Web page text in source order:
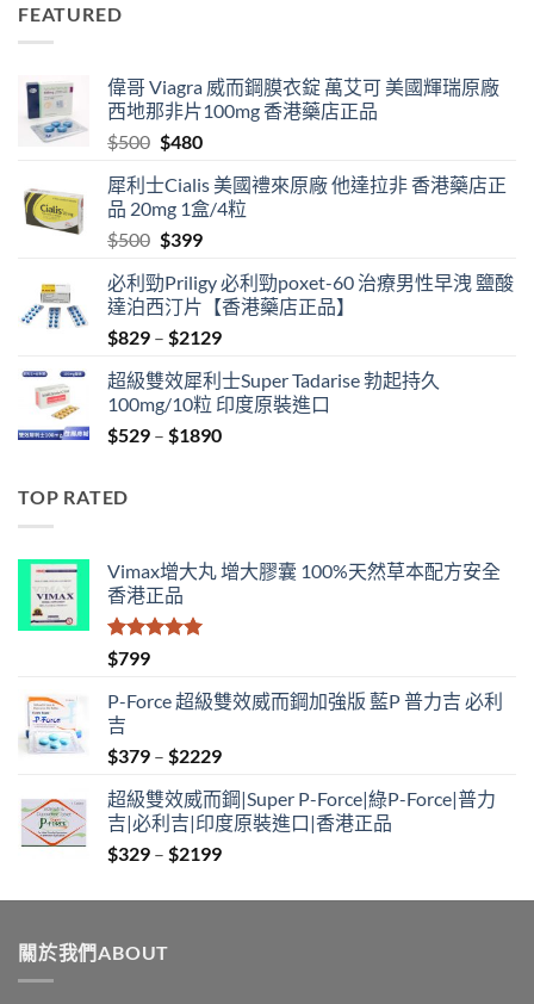
FEATURED
偉哥 Viagra 威而鋼膜衣錠 萬艾可 美國輝瑞原廠
西地那非片100mg 香港藥店正品
$500 Original
was:
$500.
$480Current
is:
$480.
犀利士Cialis 美國禮來原廠 他達拉非 香港藥店正
品 20mg 1盒/4粒
$500 Original
was:
$500.
$399Current
is:
$399.
必利勁Priligy 必利勁poxet-60 治療男性早洩 鹽酸
達泊西汀片【香港藥店正品】
$829 – $2129Price
$829
through
$2129
超級雙效犀利士Super Tadarise 勃起持久
100mg/10粒 印度原裝進口
$529 – $1890Price
TOP RATED
Vimax增大丸 增大膠囊 100%天然草本配方安全
香港正品
評分
滿分 5
$799
P-Force 超級雙效威而鋼加強版 藍P 普力吉 必利
吉
$379 – $2229Price
$379
through
$2229
超級雙效威而鋼|Super P-Force|綠P-Force|普力
吉|必利吉|印度原裝進口|香港正品
$329 – $2199Price
$329
關於我們ABOUT